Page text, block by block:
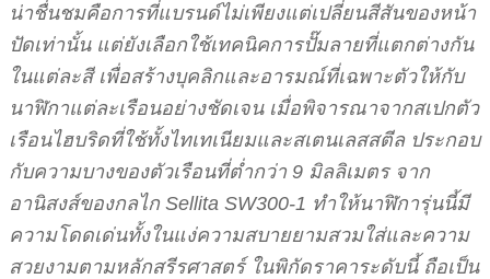
น่าชื่นชมคือการที่แบรนด์ไม่เพียงแต่เปลี่ยนสีสันของหน้า
ปัดเท่านั้น แต่ยังเลือกใช้เทคนิคการปั๊มลายที่แตกต่างกัน
ในแต่ละสี เพื่อสร้างบุคลิกและอารมณ์ที่เฉพาะตัวให้กับ
นาฬิกาแต่ละเรือนอย่างชัดเจน เมื่อพิจารณาจากสเปกตัว
เรือนไฮบริดที่ใช้ทั้งไทเทเนียมและสเตนเลสสตีล ประกอบ
กับความบางของตัวเรือนที่ต่ำกว่า 9 มิลลิเมตร จาก
อานิสงส์ของกลไก Sellita SW300-1 ทำให้นาฬิการุ่นนี้มี
ความโดดเด่นทั้งในแง่ความสบายยามสวมใส่และความ
สวยงามตามหลักสรีรศาสตร์ ในพิกัดราคาระดับนี้ ถือเป็น